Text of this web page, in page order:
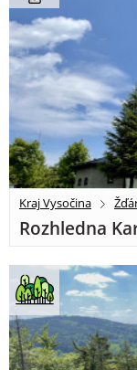
Kraj Vysočina
Rozhledna